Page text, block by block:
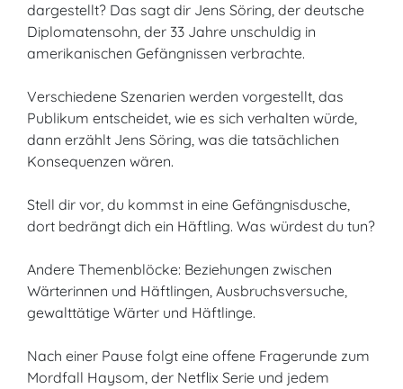
dargestellt? Das sagt dir Jens Söring, der deutsche
Diplomatensohn, der 33 Jahre unschuldig in
amerikanischen Gefängnissen verbrachte.
Verschiedene Szenarien werden vorgestellt, das
Publikum entscheidet, wie es sich verhalten würde,
dann erzählt Jens Söring, was die tatsächlichen
Konsequenzen wären.
Stell dir vor, du kommst in eine Gefängnisdusche,
dort bedrängt dich ein Häftling. Was würdest du tun?
Andere Themenblöcke: Beziehungen zwischen
Wärterinnen und Häftlingen, Ausbruchsversuche,
gewalttätige Wärter und Häftlinge.
Nach einer Pause folgt eine offene Fragerunde zum
Mordfall Haysom, der Netflix Serie und jedem